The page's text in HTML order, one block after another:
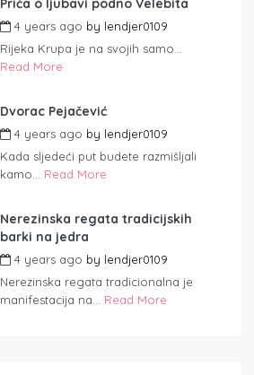
Priča o ljubavi podno Velebita
4 years ago by lendjer0109
Rijeka Krupa je na svojih samo...
Read More
Dvorac Pejačević
4 years ago by lendjer0109
Kada sljedeći put budete razmišljali
kamo... Read More
Nerezinska regata tradicijskih
barki na jedra
4 years ago by lendjer0109
Nerezinska regata tradicionalna je
manifestacija na... Read More